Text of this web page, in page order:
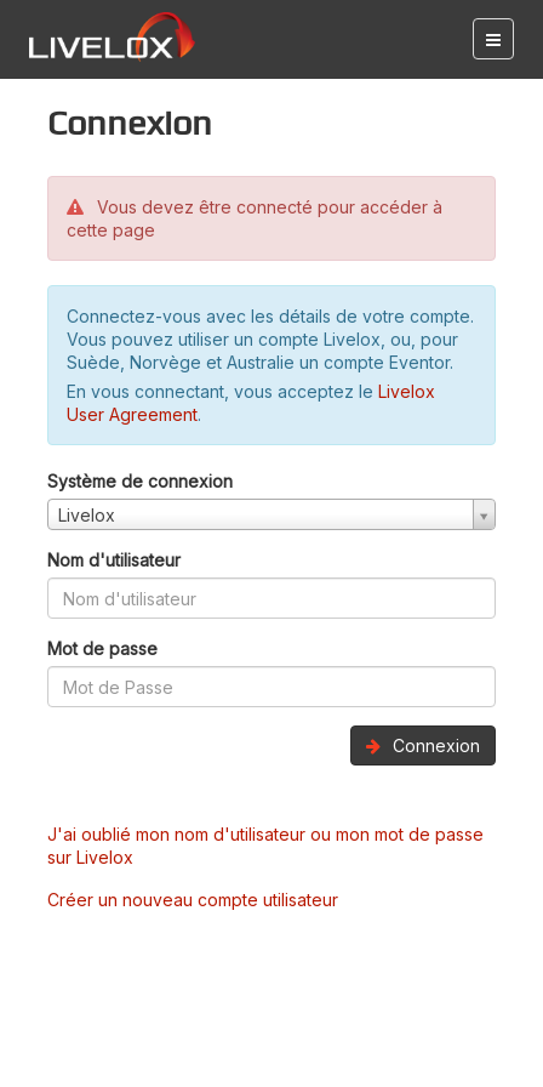
Connexion
Vous devez être connecté pour accéder à
cette page
Connectez-vous avec les détails de votre compte.
Vous pouvez utiliser un compte Livelox, ou, pour
Suède, Norvège et Australie un compte Eventor.
En vous connectant, vous acceptez le Livelox
User Agreement.
Système de connexion
Livelox
Nom d'utilisateur
Mot de passe
Connexion
J'ai oublié mon nom d'utilisateur ou mon mot de passe
sur Livelox
Créer un nouveau compte utilisateur